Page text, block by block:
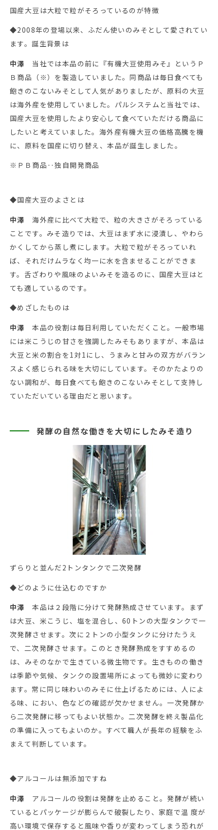
国産大豆は大粒で粒がそろっているのが特徴
◆2008年の登場以来、ふだん使いのみそとして愛されてい
ます。誕生背景は
中澤 当社では本品の前に『有機大豆使用みそ』というＰ
Ｂ商品（※）を製造していました。同商品は毎日食べても
飽きのこないみそとして人気がありましたが、原料の大豆
は海外産を使用していました。パルシステムと当社では、
国産大豆を使用したより安心して食べていただける商品に
したいと考えていました。海外産有機大豆の価格高騰を機
に、原料を国産に切り替え、本品が誕生しました。
※ＰＢ商品‥独自開発商品
◆国産大豆のよさとは
中澤 海外産に比べて大粒で、粒の大きさがそろっている
ことです。みそ造りでは、大豆はまず水に浸漬し、やわら
かくしてから蒸し煮にします。大粒で粒がそろっていれ
ば、それだけムラなく均一に水を含ませることができま
す。舌ざわりや風味のよいみそを造るのに、国産大豆はと
ても適しているのです。
◆めざしたものは
中澤 本品の役割は毎日利用していただくこと。一般市場
には米こうじの甘さを強調したみそもありますが、本品は
大豆と米の割合を1対1にし、うまみと甘みの双方がバラン
スよく感じられる味を大切にしています。そのかたよりの
ない調和が、毎日食べても飽きのこないみそとして支持し
ていただいている理由だと思います。
発酵の自然な働きを大切にしたみそ造り
ずらりと並んだ2トンタンクで二次発酵
◆どのように仕込むのですか
中澤 本品は２段階に分けて発酵熟成させています。まず
は大豆、米こうじ、塩を混合し、60トンの大型タンクで一
次発酵させます。次に２トンの小型タンクに分けたうえ
で、二次発酵させます。このとき発酵熟成をすすめるの
は、みそのなかで生きている微生物です。生きものの働き
は季節や気候、タンクの設置場所によっても微妙に変わり
ます。常に同じ味わいのみそに仕上げるためには、人によ
る味、におい、色などの確認が欠かせません。一次発酵か
ら二次発酵に移ってもよい状態か。二次発酵を終え製品化
の準備に入ってもよいのか。すべて職人が長年の経験をふ
まえて判断しています。
◆アルコールは無添加ですね
中澤 アルコールの役割は発酵を止めること。発酵が続い
ているとパッケージが膨らんで破裂したり、家庭で温 度が
高い環境で保存すると風味や香りが変わってしまう恐れが